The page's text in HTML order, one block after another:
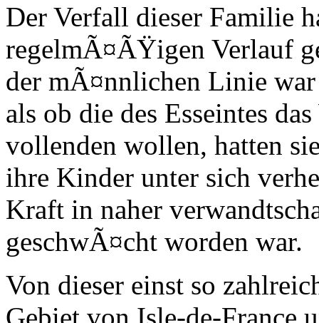
Der Verfall dieser Familie
regelmÃ¤ÃŸigen Verlauf
der mÃ¤nnlichen Linie
als ob die des Esseintes
vollenden wollen, hatten
ihre Kinder unter sich
Kraft in naher
geschwÃ¤cht worden war.
Von dieser einst so
Gebiet von Isle-de-France